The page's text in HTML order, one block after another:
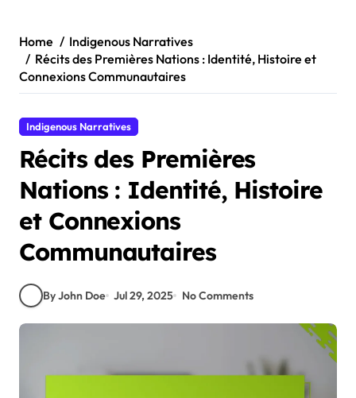
Home
Indigenous Narratives
Récits des Premières Nations : Identité, Histoire et
Connexions Communautaires
Indigenous Narratives
Récits des Premières
Nations : Identité, Histoire
et Connexions
Communautaires
By John Doe Jul 29, 2025 No Comments